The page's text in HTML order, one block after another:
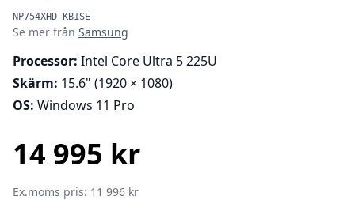
NP754XHD-KB1SE
Produktinformation
Se mer från Samsung
Processor: Intel Core Ultra 5 225U
Skärm: 15.6" (1920 × 1080)
OS: Windows 11 Pro
14 995 kr
Ex.moms pris: 11 996 kr